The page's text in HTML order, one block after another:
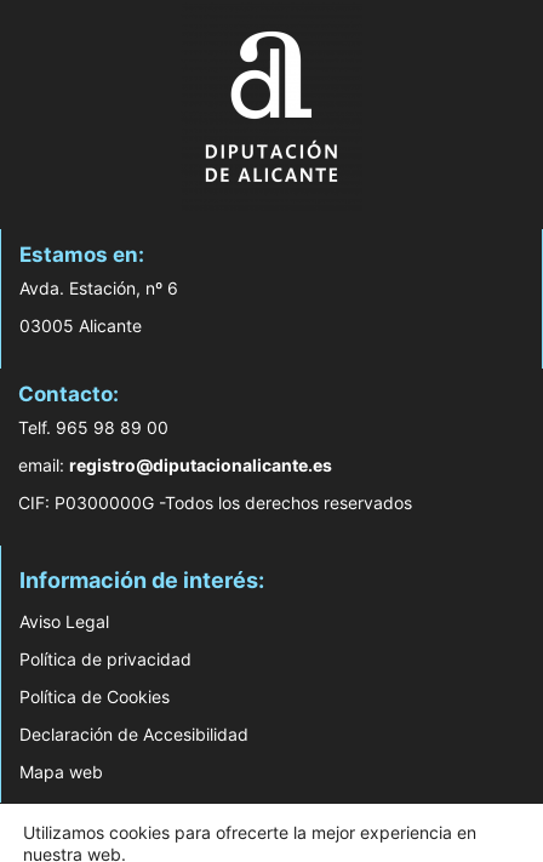
Estamos en:
Avda. Estación, nº 6
03005 Alicante
Contacto:
Telf. 965 98 89 00
email: registro@diputacionalicante.es
CIF: P0300000G -Todos los derechos reservados
Información de interés:
Aviso Legal
Política de privacidad
Política de Cookies
Declaración de Accesibilidad
Mapa web
© 2026 Web Desarrollada por el Servicio de Informática de Diputación de
Utilizamos cookies para ofrecerte la mejor experiencia en
nuestra web.